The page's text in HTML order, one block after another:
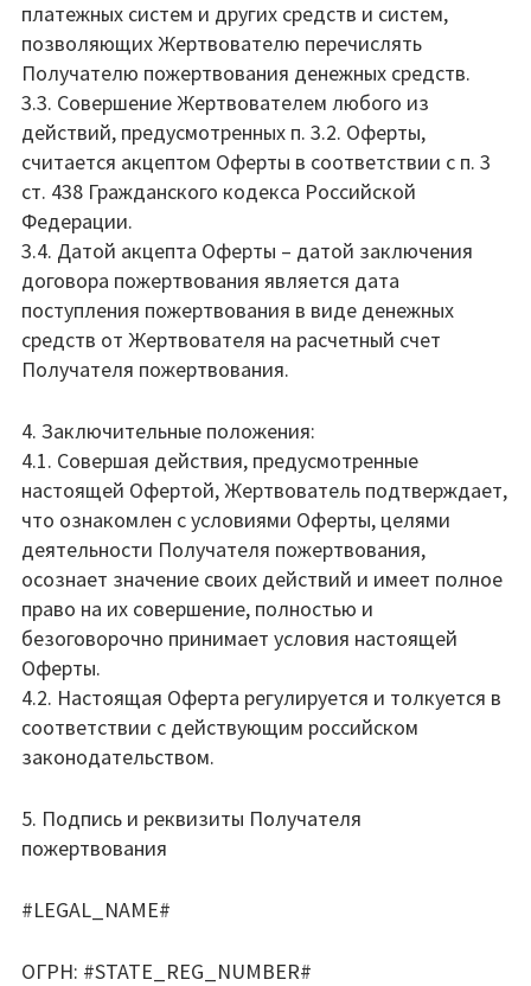
платежных систем и других средств и систем,
позволяющих Жертвователю перечислять
Получателю пожертвования денежных средств.
3.3. Совершение Жертвователем любого из
действий, предусмотренных п. 3.2. Оферты,
считается акцептом Оферты в соответствии с п. 3
ст. 438 Гражданского кодекса Российской
Федерации.
3.4. Датой акцепта Оферты – датой заключения
договора пожертвования является дата
поступления пожертвования в виде денежных
средств от Жертвователя на расчетный счет
Получателя пожертвования.
4. Заключительные положения:
4.1. Совершая действия, предусмотренные
настоящей Офертой, Жертвователь подтверждает,
что ознакомлен с условиями Оферты, целями
деятельности Получателя пожертвования,
осознает значение своих действий и имеет полное
право на их совершение, полностью и
безоговорочно принимает условия настоящей
Оферты.
4.2. Настоящая Оферта регулируется и толкуется в
соответствии с действующим российском
законодательством.
5. Подпись и реквизиты Получателя
пожертвования
#LEGAL_NAME#
ОГРН: #STATE_REG_NUMBER#